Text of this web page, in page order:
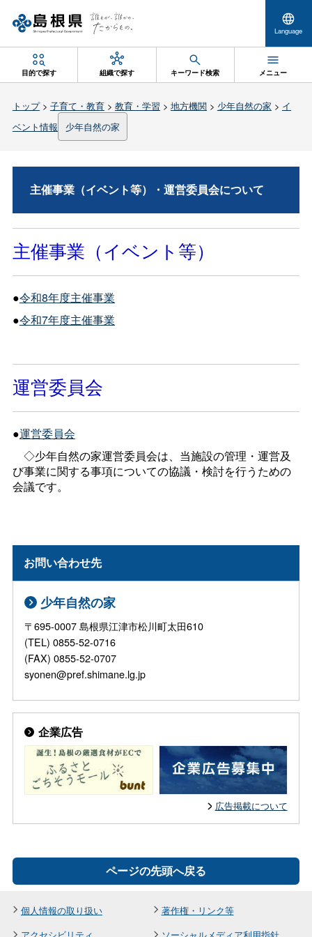
Language
目的で探す 組織で探す キーワード検索 メニュー
トップ> 子育て・教育> 教育・学習 > 地方機関> 少年自然の家 > イ
ベント情報
少年自然の家
主催事業（イベント等）・運営委員会について
主催事業（イベント等）
●令和8年度主催事業
●令和7年度主催事業
運営委員会
●運営委員会
◇少年自然の家運営委員会は、当施設の管理・運営及
び事業に関する事項についての協議・検討を行うための
会議です。
お問い合わせ先
少年自然の家
〒695-0007 島根県江津市松川町太田610
(TEL) 0855-52-0716
(FAX) 0855-52-0707
syonen@pref.shimane.lg.jp
企業広告
広告掲載について
ページの先頭へ戻る
個人情報の取り扱い
著作権・リンク等